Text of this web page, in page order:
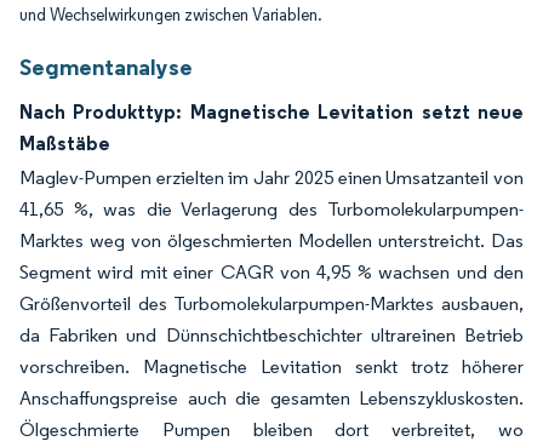
und Wechselwirkungen zwischen Variablen.
Segmentanalyse
Nach Produkttyp: Magnetische Levitation setzt neue
Maßstäbe
Maglev-Pumpen erzielten im Jahr 2025 einen Umsatzanteil von
41,65 %, was die Verlagerung des Turbomolekularpumpen-
Marktes weg von ölgeschmierten Modellen unterstreicht. Das
Segment wird mit einer CAGR von 4,95 % wachsen und den
Größenvorteil des Turbomolekularpumpen-Marktes ausbauen,
da Fabriken und Dünnschichtbeschichter ultrareinen Betrieb
vorschreiben. Magnetische Levitation senkt trotz höherer
Anschaffungspreise auch die gesamten Lebenszykluskosten.
Ölgeschmierte Pumpen bleiben dort verbreitet, wo